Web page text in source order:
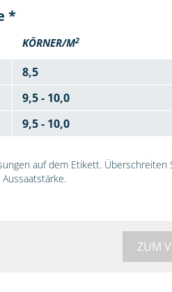
*
KÖRNER/M2
8,5
9,5 - 10,0
9,5 - 10,0
auf dem Etikett. Überschreiten
ZUM